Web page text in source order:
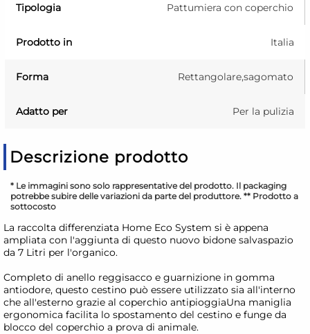
Tipologia Pattumiera con coperchio
Prodotto in Italia
Forma Rettangolare,sagomato
Adatto per Per la pulizia
Descrizione prodotto
* Le immagini sono solo rappresentative del prodotto. Il packaging
potrebbe subire delle variazioni da parte del produttore. ** Prodotto a
sottocosto
La raccolta differenziata Home Eco System si è appena
ampliata con l'aggiunta di questo nuovo bidone salvaspazio
da 7 Litri per l'organico.
Completo di anello reggisacco e guarnizione in gomma
antiodore, questo cestino può essere utilizzato sia all'interno
che all'esterno grazie al coperchio antipioggiaUna maniglia
ergonomica facilita lo spostamento del cestino e funge da
blocco del coperchio a prova di animale.